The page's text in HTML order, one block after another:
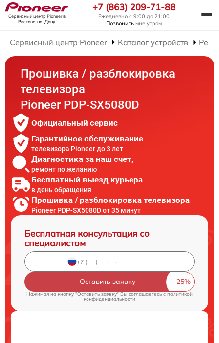
Сервисный центр Pioneerв
Ростове-на-Дону
+7 (863) 209-71-88
Ежедневно с 9:00 до 21:00
Позвонить мне утром
Сервисный центр Pioneer Каталог устройств
Прошивка / разблокировка
телевизора
Pioneer PDP-SX5080D
Официальный сервис
Гарантийное обслуживание
телевизора Pioneer до 3 лет
Диагностика за наш счет,
ремонт по желанию
Бесплатный выезд курьера
в день обращения
Прошивка / разблокировка телевизора
Pioneer PDP-SX5080D от 35 минут
Бесплатная консультация со
специалистом
Оставить заявку
Нажимая на кнопку "Оставить заявку" Вы соглашаетесь cполитикой
конфиденциальности